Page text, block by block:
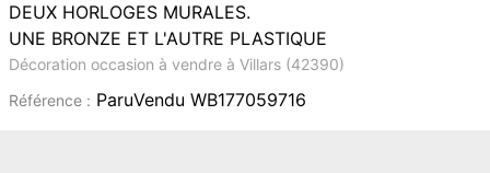
DEUX HORLOGES MURALES.
UNE BRONZE ET L'AUTRE PLASTIQUE
Décoration occasion à vendre à Villars (42390)
Référence : ParuVendu WB177059716